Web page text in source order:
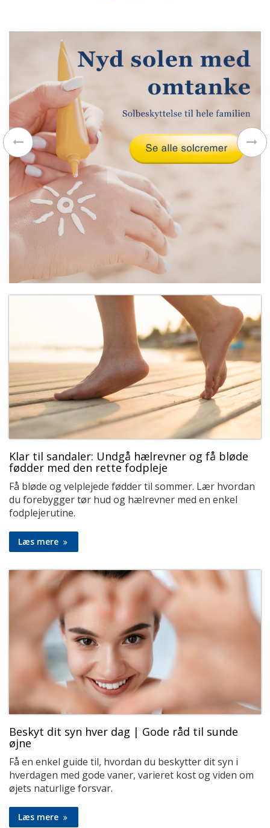
Klar til sandaler: Undgå hælrevner og få bløde
fødder med den rette fodpleje
Få bløde og velplejede fødder til sommer. Lær hvordan
du forebygger tør hud og hælrevner med en enkel
fodplejerutine.
Læs mere
Beskyt dit syn hver dag | Gode råd til sunde
øjne
Få en enkel guide til, hvordan du beskytter dit syn i
hverdagen med gode vaner, varieret kost og viden om
øjets naturlige forsvar.
Læs mere